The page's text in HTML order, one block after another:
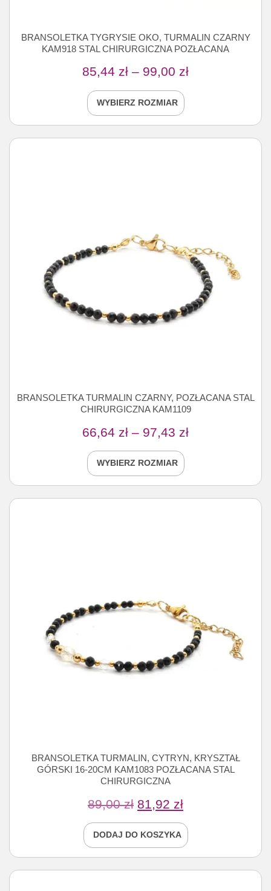
BRANSOLETKA TYGRYSIE OKO, TURMALIN CZARNY
KAM918 STAL CHIRURGICZNA POZŁACANA
85,44 zł – 99,00 zł
WYBIERZ ROZMIAR
BRANSOLETKA TURMALIN CZARNY, POZŁACANA STAL
CHIRURGICZNA KAM1109
66,64 zł – 97,43 zł
WYBIERZ ROZMIAR
BRANSOLETKA TURMALIN, CYTRYN, KRYSZTAŁ
GÓRSKI 16-20CM KAM1083 POZŁACANA STAL
CHIRURGICZNA
89,00zł 81,92 zł
DODAJ DO KOSZYKA